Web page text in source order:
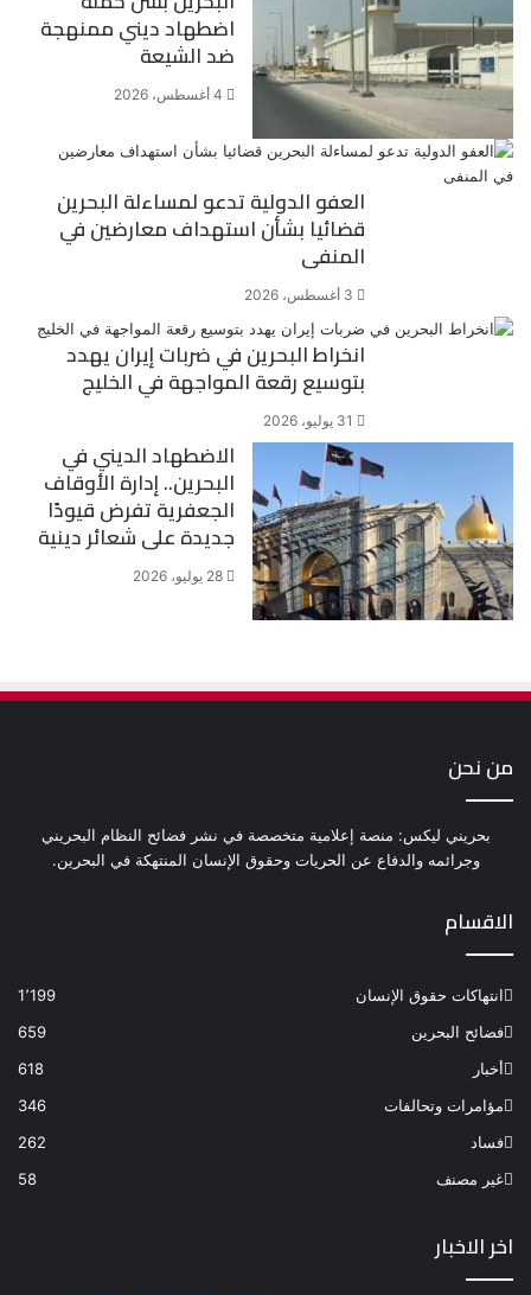
اضطهاد ديني ممنهجة
ضد الشيعة
4 أغسطس، 2026
العفو الدولية تدعو لمساءلة البحرين
قضائيا بشأن استهداف معارضين في
المنفى
3 أغسطس، 2026
انخراط البحرين في ضربات إيران يهدد
بتوسيع رقعة المواجهة في الخليج
31 يوليو، 2026
الاضطهاد الديني في
البحرين.. إدارة الأوقاف
الجعفرية تفرض قيودًا
جديدة على شعائر دينية
28 يوليو، 2026
من نحن
بحريني ليكس: منصة إعلامية متخصصة في نشر فضائح النظام البحريني
وجرائمه والدفاع عن الحريات وحقوق الإنسان المنتهكة في البحرين.
الاقسام
انتهاكات حقوق الإنسان
1٬199
فضائح البحرين
659
أخبار
618
مؤامرات وتحالفات
346
فساد
262
غير مصنف
58
اخر الاخبار